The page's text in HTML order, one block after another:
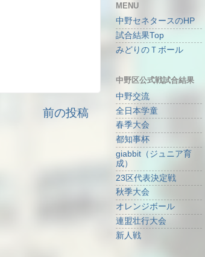
前の投稿
MENU
中野セネタースのHP
試合結果Top
みどりのＴボール
中野区公式戦試合結果
中野交流
全日本学童
春季大会
都知事杯
giabbit（ジュニア育
成）
23区代表決定戦
秋季大会
オレンジボール
連盟壮行大会
新人戦